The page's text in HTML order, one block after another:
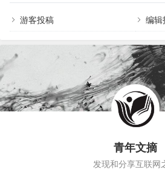
案…
“高收益意味着高风险
超过8%就很危险。
的警告吗？说这话的是
警告落在了房地产领域
房住…
游客投稿 编辑
青年文摘
发现和分享互联网